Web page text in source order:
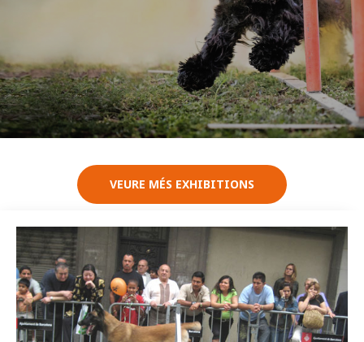
VEURE MÉS EXHIBITIONS
Imatge